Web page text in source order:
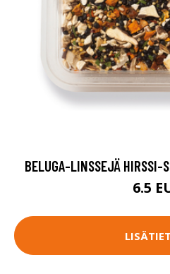
BELUGA-LINSSEJÄ HIRSSI-
6.5